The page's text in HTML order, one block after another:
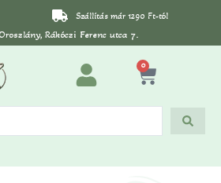
Szállítás már 1290 Ft-tól
Rákóczi Ferenc utca 7.
0